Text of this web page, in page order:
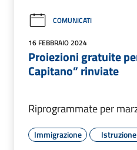
COMUNICATI
16 FEBBRAIO 2024
Proiezioni gratuite
Capitano” rinviate
Riprogrammate per
Immigrazione Istruzione